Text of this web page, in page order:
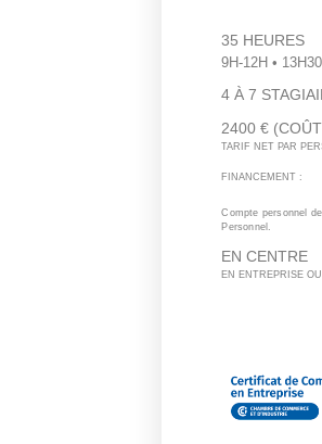
35 HEURES
9H-12H •
4 À 7
2400 €
TARIF NET PAR
FINANCEMENT :
Compte personnel
Personnel.
EN CENTRE
EN ENTREPRISE